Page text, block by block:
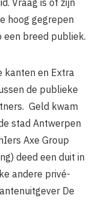
Vraag is of zijn
hoog gegrepen
een breed publiek.
kan­ten en Extra
de publieke
Geld kwam
stad Antwerpen
Axe Group
deed een duit in
andere privé­-
De